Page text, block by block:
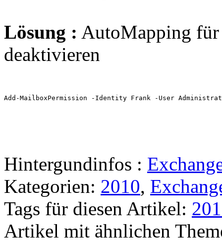
Lösung : AutoMapping für
deaktivieren
Add-MailboxPermission -Identity Frank -User
Hintergundinfos :
Kategorien: 2010,
Tags für diesen Artikel:
Artikel mit ähnlichen